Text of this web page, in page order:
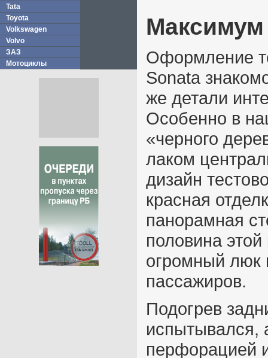
Tata
Toyota
Volkswagen
Volvo
ЗАЗ
Мотоциклы
Оформление
Sonata
же детали
Особенно в
«черного
лаком
дизайн
красная
панорамная
половина
огромный люк
пассажиров.
Подогрев
испытывался,
перфорацией